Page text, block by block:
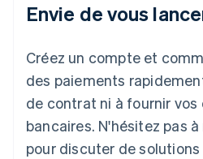
Envie de vous
Créez un compte et
des paiements
de contrat ni à fournir vos
bancaires. N'hésitez pas
pour discuter de
日本語 English
English
Liechtenstein
Deutsch English
Lituanie
English
Luxembourg
FrançaisDeutschEnglish